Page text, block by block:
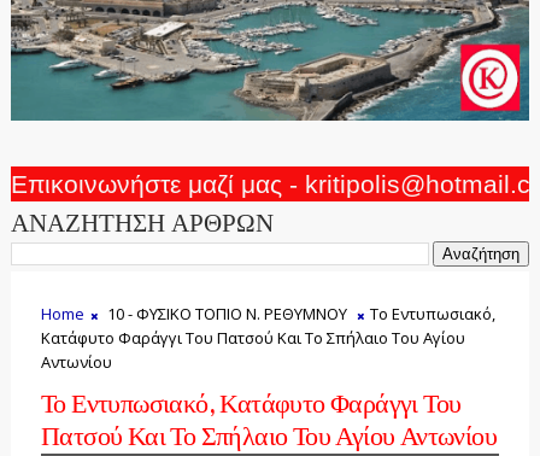
Επικοινωνήστε μαζί μας -
ΑΝΑΖΗΤΗΣΗ ΑΡΘΡΩΝ
Home 10 - ΦΥΣΙΚΟ ΤΟΠΙΟ Ν. ΡΕΘΥΜΝΟΥ
Το Εντυπωσιακό,
Κατάφυτο Φαράγγι Του Πατσού Και Το Σπήλαιο Του Αγίου
Αντωνίου
Το Εντυπωσιακό, Κατάφυτο Φαράγγι Του
Πατσού Και Το Σπήλαιο Του Αγίου Αντωνίου